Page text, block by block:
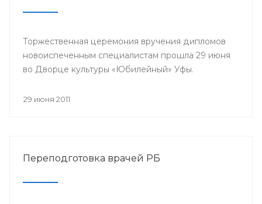
Торжественная церемония вручения дипломов
новоиспеченным специалистам прошла 29 июня
во Дворце культуры «Юбилейный» Уфы.
29 июня 2011
Переподготовка врачей РБ